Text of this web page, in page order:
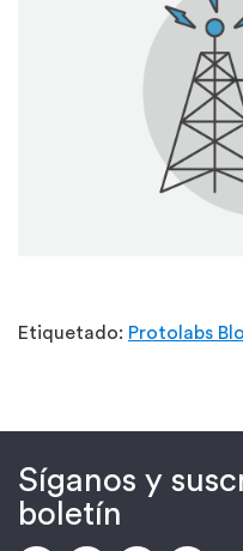
Etiquetado: Protolabs
Síganos y
boletín